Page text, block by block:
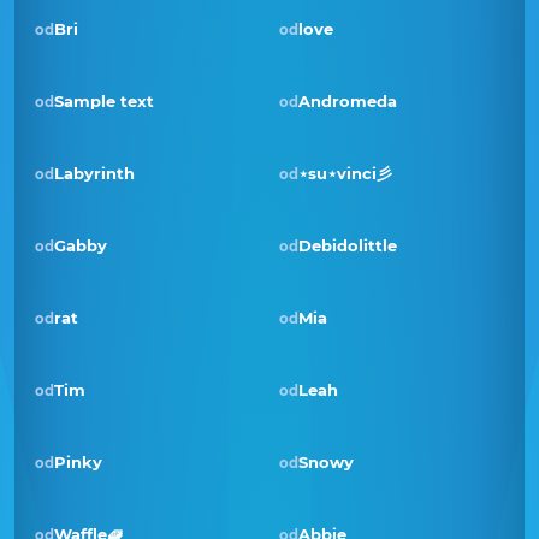
od Bri od love
odSample text Pobjednik · tra 2022
odAndromeda
od Labyrinth od ⋆su⋆vinci彡
odGabby od Debidolittle
od rat Pobjednik · svi 2021
od Mia
odTim od Leah
od Pinky odSnowy
odWaffle🧇 odAbbie